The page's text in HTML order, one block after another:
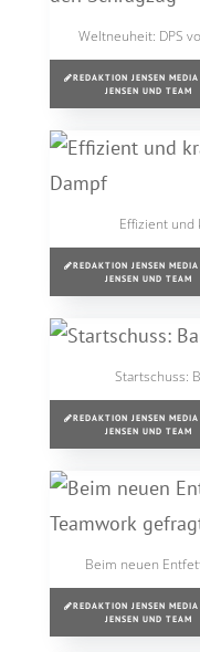
Weltneuheit: DPS
REDAKTION JENSEN
JENSEN UND TEAM
Effizient und
REDAKTION JENSEN
JENSEN UND TEAM
Startschuss:
REDAKTION JENSEN
JENSEN UND TEAM
Beim neuen
REDAKTION JENSEN
JENSEN UND TEAM